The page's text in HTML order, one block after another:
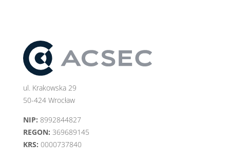
ul. Krakowska 29
50-424 Wrocław
NIP: 8992844827
REGON: 369689145
KRS: 0000737840